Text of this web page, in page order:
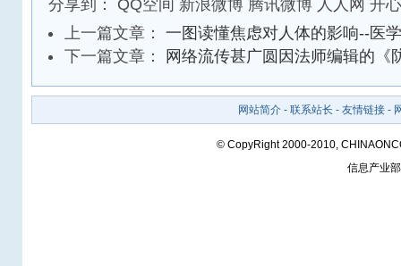
分享到： QQ空间 新浪微博 腾讯微博 人人网 开
上一篇文章： 一图读懂焦虑对人体的影响--医
下一篇文章：
网络流传甚广圆因法师编辑的《
网站简介- 联系站长 - 友情链接-
© CopyRight 2000-2010,
信息产业